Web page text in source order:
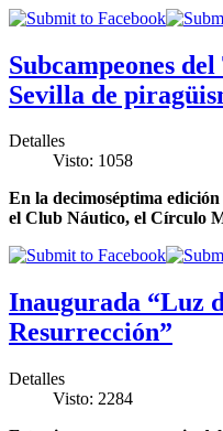
Subcampeones
Sevilla de
Detalles
Visto: 1058
En la decimoséptima
el Club Náutico, el Círculo
Inaugurada “Luz
Resurrección”
Detalles
Visto: 2284